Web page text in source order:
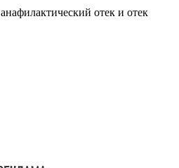
отек и отек